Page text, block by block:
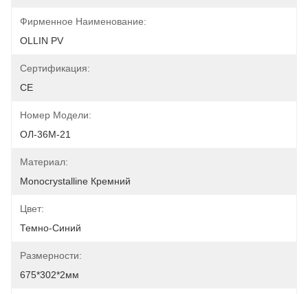
Фирменное Наименование:
OLLIN PV
Сертификация:
CE
Номер Модели:
ОЛ-36М-21
Материал:
Monocrystalline Кремний
Цвет:
Темно-Синий
Размерности:
675*302*2мм